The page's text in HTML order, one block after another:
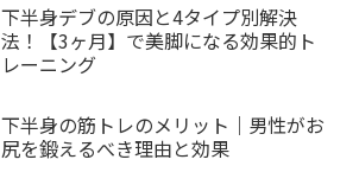
下半身デブの原因と4タイプ別解決
法！【3ヶ月】で美脚になる効果的ト
レーニング
下半身の筋トレのメリット｜男性がお
尻を鍛えるべき理由と効果